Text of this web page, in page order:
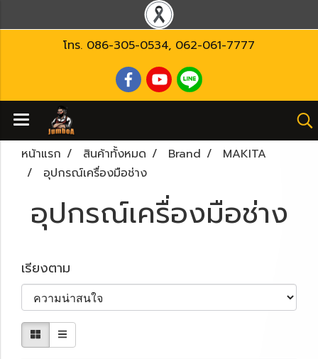
โทร. 086-305-0534, 062-061-7777
หน้าแรก สินค้าทั้งหมด Brand
MAKITA
อุปกรณ์เครื่องมือช่าง
อุปกรณ์เครื่องมือช่าง
เรียงตาม